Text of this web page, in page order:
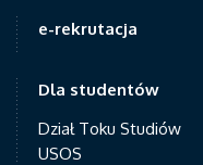
e-rekrutacja
Dla studentów
Dział Toku Studiów
USOS